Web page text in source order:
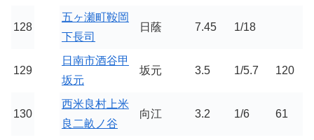
128
五ヶ瀬町鞍岡
下長司
日蔭 7.45 1/18
129
日南市酒谷甲
坂元
坂元 3.5 1/5.7 120
130
西米良村上米
良二畝ノ谷
向江 3.2 1/6 61